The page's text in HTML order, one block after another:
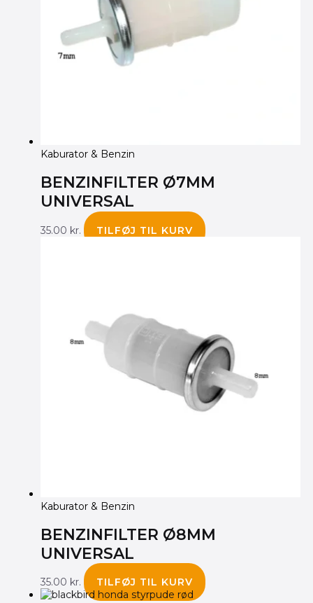
Kaburator & Benzin
BENZINFILTER Ø7MM
UNIVERSAL
35.00 kr. TILFØJ TIL KURV
Kaburator & Benzin
BENZINFILTER Ø8MM
UNIVERSAL
35.00 kr.
TILFØJ TIL KURV